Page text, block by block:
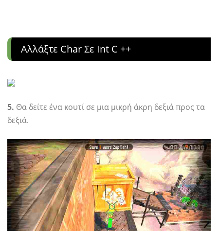
Αλλάξτε Char Σε Int C ++
5. Θα δείτε ένα κουτί σε μια μικρή άκρη δεξιά προς τα
δεξιά.